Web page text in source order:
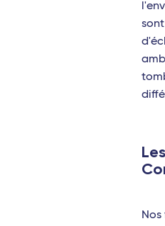
Bamako
Reggio de
Lamezia